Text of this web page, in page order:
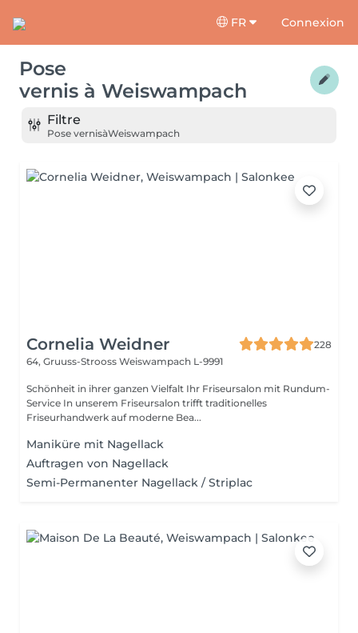
FR Connexion
Pose
vernis à Weiswampach
Filtre
Pose vernisàWeiswampach
Cornelia Weidner
228
64, Gruuss-Strooss Weiswampach L-9991
Schönheit in ihrer ganzen Vielfalt Ihr Friseursalon mit Rundum-
Service In unserem Friseursalon trifft traditionelles
Friseurhandwerk auf moderne Bea...
Maniküre mit Nagellack
Auftragen von Nagellack
Semi-Permanenter Nagellack / Striplac